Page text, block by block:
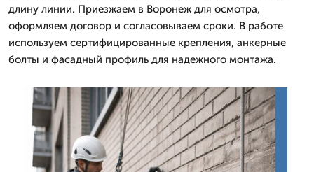
длину линии. Приезжаем в Воронеж для осмотра,
оформляем договор и согласовываем сроки. В работе
используем сертифицированные крепления, анкерные
болты и фасадный профиль для надежного монтажа.